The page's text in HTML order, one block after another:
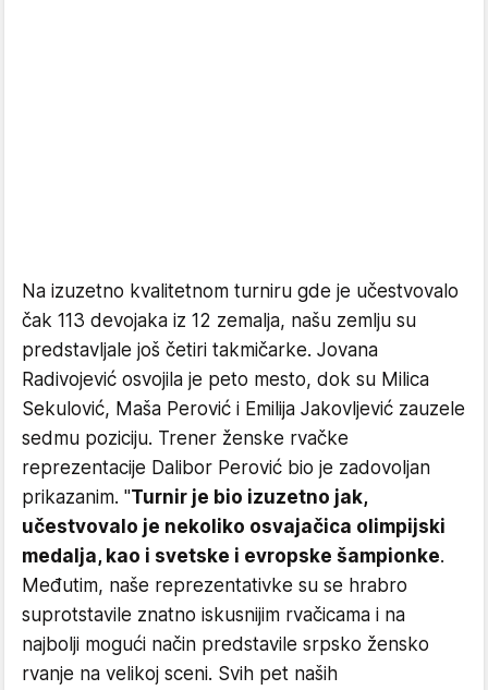
Na izuzetno kvalitetnom turniru gde je učestvovalo
čak 113 devojaka iz 12 zemalja, našu zemlju su
predstavljale još četiri takmičarke. Jovana
Radivojević osvojila je peto mesto, dok su Milica
Sekulović, Maša Perović i Emilija Jakovljević zauzele
sedmu poziciju. Trener ženske rvačke
reprezentacije Dalibor Perović bio je zadovoljan
prikazanim. "Turnir je bio izuzetno jak,
učestvovalo je nekoliko osvajačica olimpijski
medalja, kao i svetske i evropske šampionke.
Međutim, naše reprezentativke su se hrabro
suprotstavile znatno iskusnijim rvačicama i na
najbolji mogući način predstavile srpsko žensko
rvanje na velikoj sceni. Svih pet naših